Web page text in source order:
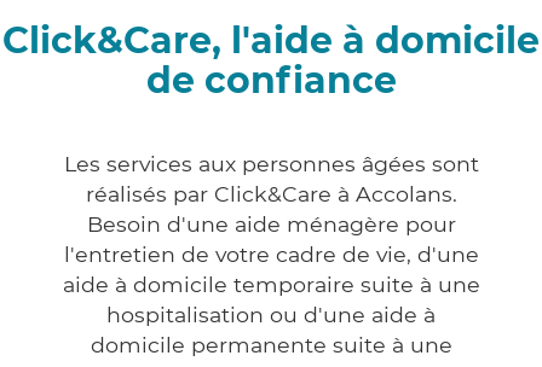
Click&Care, l'aide à domicile
de confiance
Les services aux personnes âgées sont
réalisés par Click&Care à Accolans.
Besoin d'une aide ménagère pour
l'entretien de votre cadre de vie, d'une
aide à domicile temporaire suite à une
hospitalisation ou d'une aide à
domicile permanente suite à une